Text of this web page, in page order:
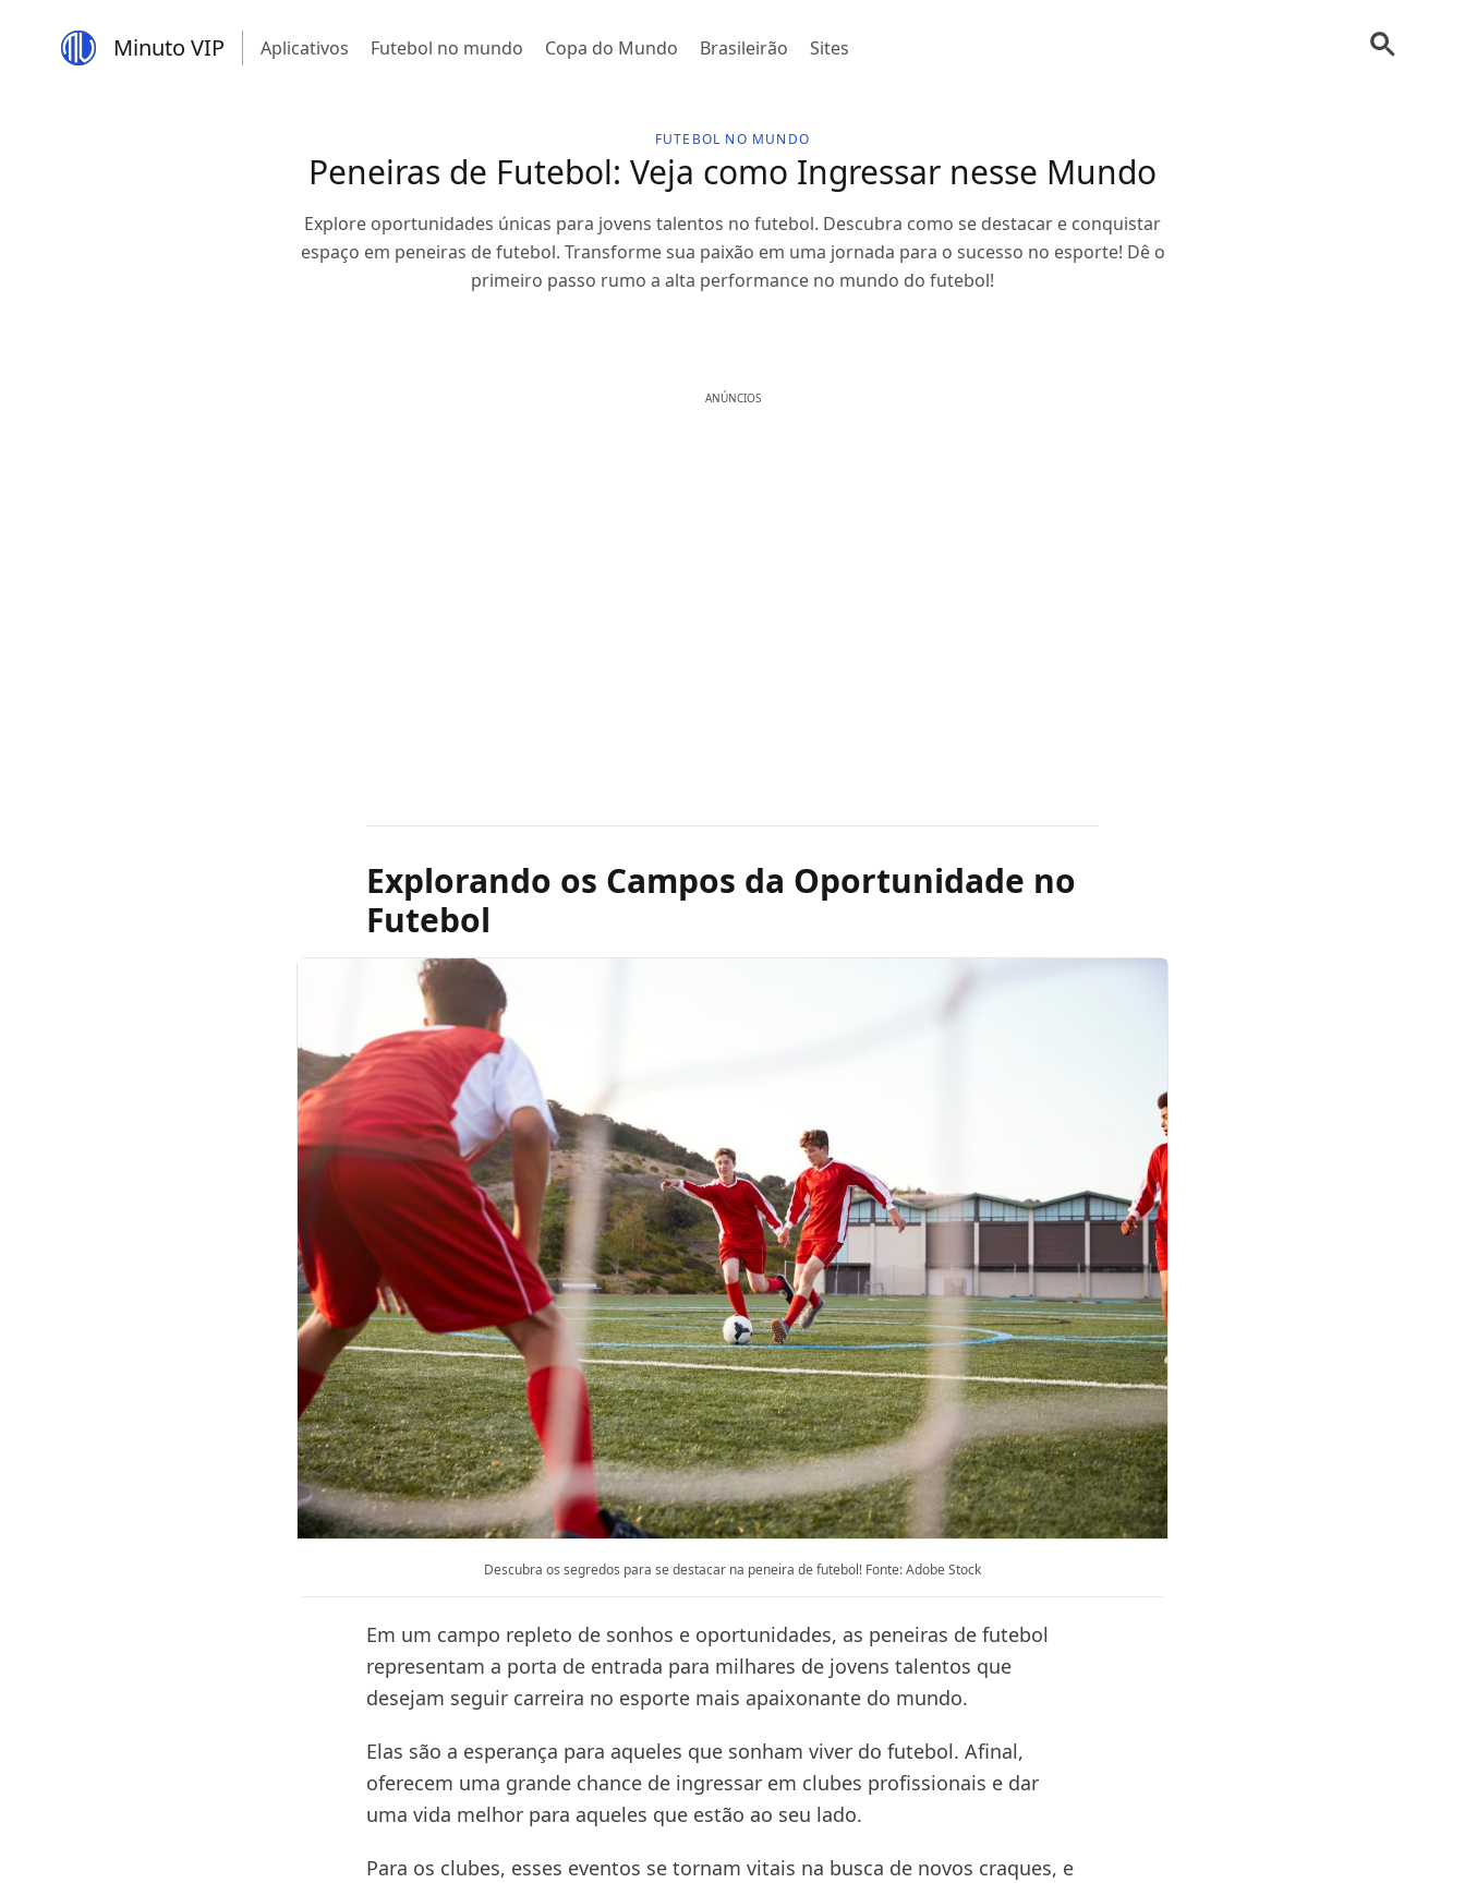
Minuto VIP Aplicativos Futebol no mundo Copa do Mundo Brasileirão Sites
FUTEBOL NO MUNDO
Peneiras de Futebol: Veja como Ingressar nesse Mundo
Explore oportunidades únicas para jovens talentos no futebol. Descubra como se destacar e conquistar
espaço em peneiras de futebol. Transforme sua paixão em uma jornada para o sucesso no esporte! Dê o
primeiro passo rumo a alta performance no mundo do futebol!
ANÚNCIOS
Explorando os Campos da Oportunidade no
Futebol
Descubra os segredos para se destacar na peneira de futebol! Fonte: Adobe Stock
Em um campo repleto de sonhos e oportunidades, as peneiras de futebol
representam a porta de entrada para milhares de jovens talentos que
desejam seguir carreira no esporte mais apaixonante do mundo.
Elas são a esperança para aqueles que sonham viver do futebol. Afinal,
oferecem uma grande chance de ingressar em clubes profissionais e dar
uma vida melhor para aqueles que estão ao seu lado.
Para os clubes, esses eventos se tornam vitais na busca de novos craques, e